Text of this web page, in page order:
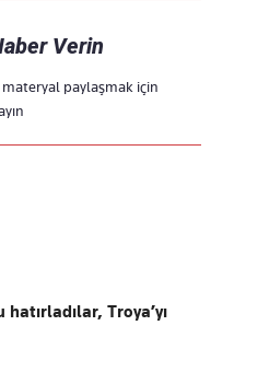
Verin
paylaşmak için
hatırladılar, Troya’yı